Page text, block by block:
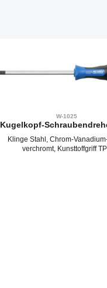
W-1025
Kugelkopf-
Klinge Stahl, Chrom-
verchromt, Kunsttoffgriff